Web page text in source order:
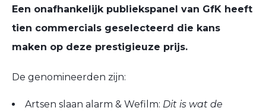
Een onafhankelijk publiekspanel van GfK heeft
tien commercials geselecteerd die kans
maken op deze prestigieuze prijs.
De genomineerden zijn:
Artsen slaan alarm & Wefilm: Dit is wat de